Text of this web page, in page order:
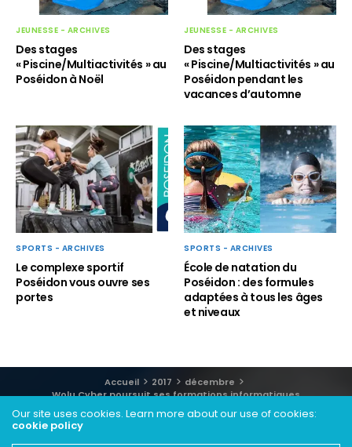
JEUNESSE - ARCHIVES
Des stages
« Piscine/Multiactivités » au
Poséidon à Noël
JEUNESSE - ARCHIVES
Des stages
« Piscine/Multiactivités » au
Poséidon pendant les
vacances d’automne
SPORTS - ARCHIVES
Le complexe sportif
Poséidon vous ouvre ses
portes
SPORTS - ARCHIVES
École de natation du
Poséidon : des formules
adaptées à tous les âges
et niveaux
Accueil 2017
décembre
Wolu Cyber poursuit ses formations informatiques
Our site uses cookies. Learn more about our use of cookies:
cookie policy